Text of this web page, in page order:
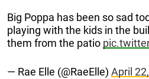
Big Poppa has been so sad
playing with the kids in the
them from the patio
— Rae Elle (@RaeElle) April